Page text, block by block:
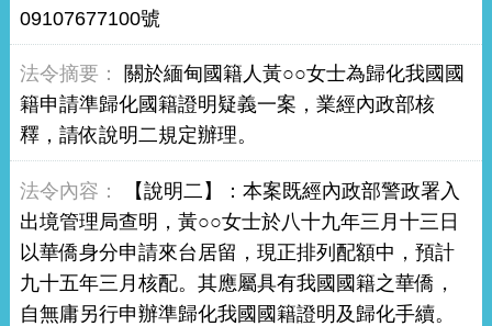
09107677100號
關於緬甸國籍人黃○○女士為歸化我國國
籍申請準歸化國籍證明疑義一案，業經內政部核
釋，請依說明二規定辦理。
【說明二】：本案既經內政部警政署入
出境管理局查明，黃○○女士於八十九年三月十三日
以華僑身分申請來台居留，現正排列配額中，預計
九十五年三月核配。其應屬具有我國國籍之華僑，
自無庸另行申辦準歸化我國國籍證明及歸化手續。